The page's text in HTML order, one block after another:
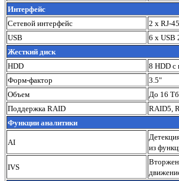
Интерфейс
Сетевой интерфейс
2 х RJ-
USB
6 х USB
Жесткий диск
HDD
8 HDD с
Форм-фактор
3.5"
Объем
До 16 Тб
Поддержка RAID
RAID5,
Функции аналитики
AI
из
IVS